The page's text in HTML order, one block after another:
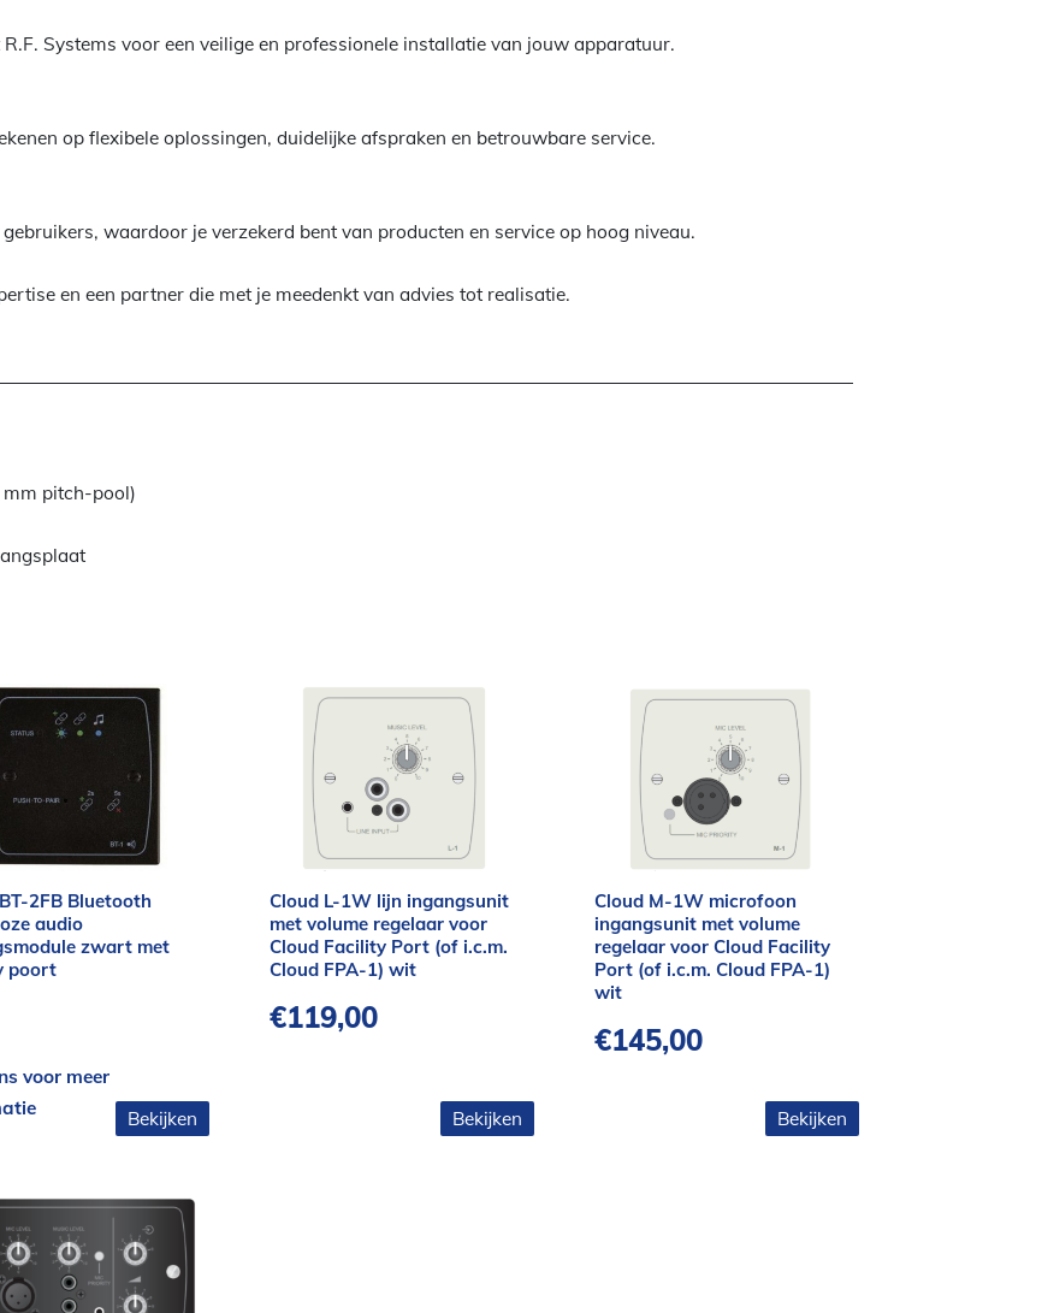
Systems voor een veilige en professionele installatie van jouw apparatuur.
op flexibele oplossingen, duidelijke afspraken en betrouwbare service.
waardoor je verzekerd bent van producten en service op hoog niveau.
en een partner die met je meedenkt van advies tot realisatie.
mm pitch-pool)
2FB Bluetooth
audio
zwart met
poort
voor meer
Bekijken
Cloud L-1W lijn ingangsunit
met volume regelaar voor
Cloud Facility Port (of i.c.m.
Cloud FPA-1) wit
€119,00
Bekijken
Cloud M-1W microfoon
ingangsunit met volume
regelaar voor Cloud Facility
Port (of i.c.m. Cloud FPA-1)
wit
€145,00
Bekijken